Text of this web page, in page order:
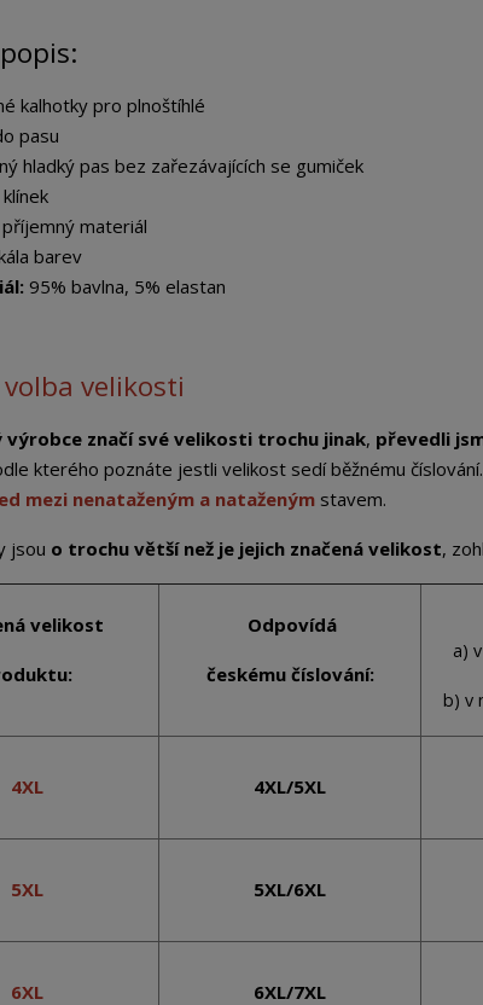
kalhotky pro plnoštíhlé
pasu
hladký pas bez zařezávajících se gumiček
materiál
barev
95% bavlna, 5% elastan
velikosti
výrobce značí své velikosti trochu jinak, převedli
kterého poznáte jestli velikost sedí běžnému
mezi nenataženým a nataženým stavem.
jsou o trochu větší než je jejich značená velikost,
velikost Odpovídá
českému číslování:
a) v
b) v
4XL 4XL/5XL
5XL 5XL/6XL
6XL 6XL/7XL